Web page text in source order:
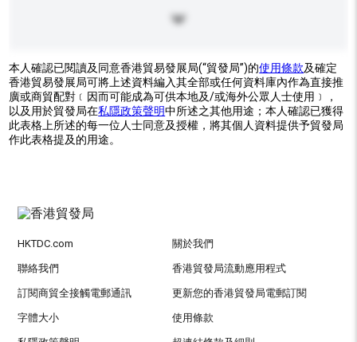
本人確認已閱讀及同意香港貿易發展局(“貿發局”)的使用條款及確定
香港貿易發展局可將上述資料編入其全部或任何資料庫內作為直接推
廣或商貿配對﹝因而可能成為可供本地及/或海外公眾人士使用﹞，
以及用於貿發局在私隱政策聲明中所述之其他用途；本人確認已獲得
此表格上所述的每一位人士同意及授權，將其個人資料提供予貿發局
作此表格提及的用途。
HKTDC.com 關於我們
聯絡我們 香港貿發局流動應用程式
訂閱商貿全接觸電郵通訊 更新您的香港貿發局電郵訂閱
字體大小 使用條款